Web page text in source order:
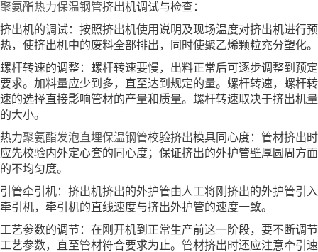
聚氨酯热力保温钢管挤出机调试与检查：
挤出机的调试：按照挤出机使用说明及现场温度对挤出机进行预
热，使挤出机中的废料全部排出，同时使聚乙烯颗粒充分塑化。
螺杆转速的调整：螺杆转速要慢，出料正常后可逐步调整到预定
要求。加料量应少到多，直至达到规定的量。螺杆转速，螺杆转
速的选择直接影响管材的产量和质量。螺杆转速取决于挤出机量
的大小。
热力聚氨酯发泡直埋保温钢管校验挤出模具同心度：管材挤出时
应先校验内外定心套的同心度；保证挤出的外护管壁厚圆周方面
的不均匀度。
引管牵引机：挤出机挤出的外护管由人工将刚挤出的外护管引入
牵引机，牵引机的直线速度与挤出外护管的速度一致。
工艺参数的调节：在刚开机到正常生产前这一阶段，要不断调节
工艺参数，直至管材符合要求为止。管材挤出时还应注意牵引速